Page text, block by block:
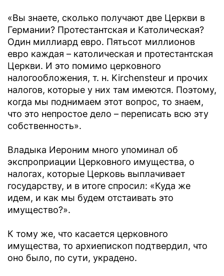
«Вы знаете, сколько получают две Церкви в
Германии? Протестантская и Католическая?
Один миллиард евро. Пятьсот миллионов
евро каждая – католическая и протестантская
Церкви. И это помимо церковного
налогообложения, т. н. Kirchensteur и прочих
налогов, которые у них там имеются. Поэтому,
когда мы поднимаем этот вопрос, то знаем,
что это непростое дело – переписать всю эту
собственность».
Владыка Иероним много упоминал об
экспроприации Церковного имущества, о
налогах, которые Церковь выплачивает
государству, и в итоге спросил: «Куда же
идем, и как мы будем отстаивать это
имущество?».
К тому же, что касается церковного
имущества, то архиепископ подтвердил, что
оно было, по сути, украдено.